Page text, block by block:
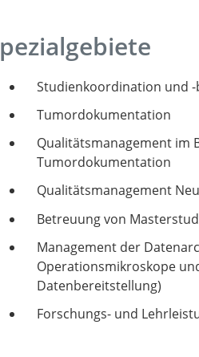
Studienkoordination und
Tumordokumentation
Qualitätsmanagement im
Tumordokumentation
Qualitätsmanagement
Betreuung von
Management der
Operationsmikroskope
Datenbereitstellung)
Forschungs- und